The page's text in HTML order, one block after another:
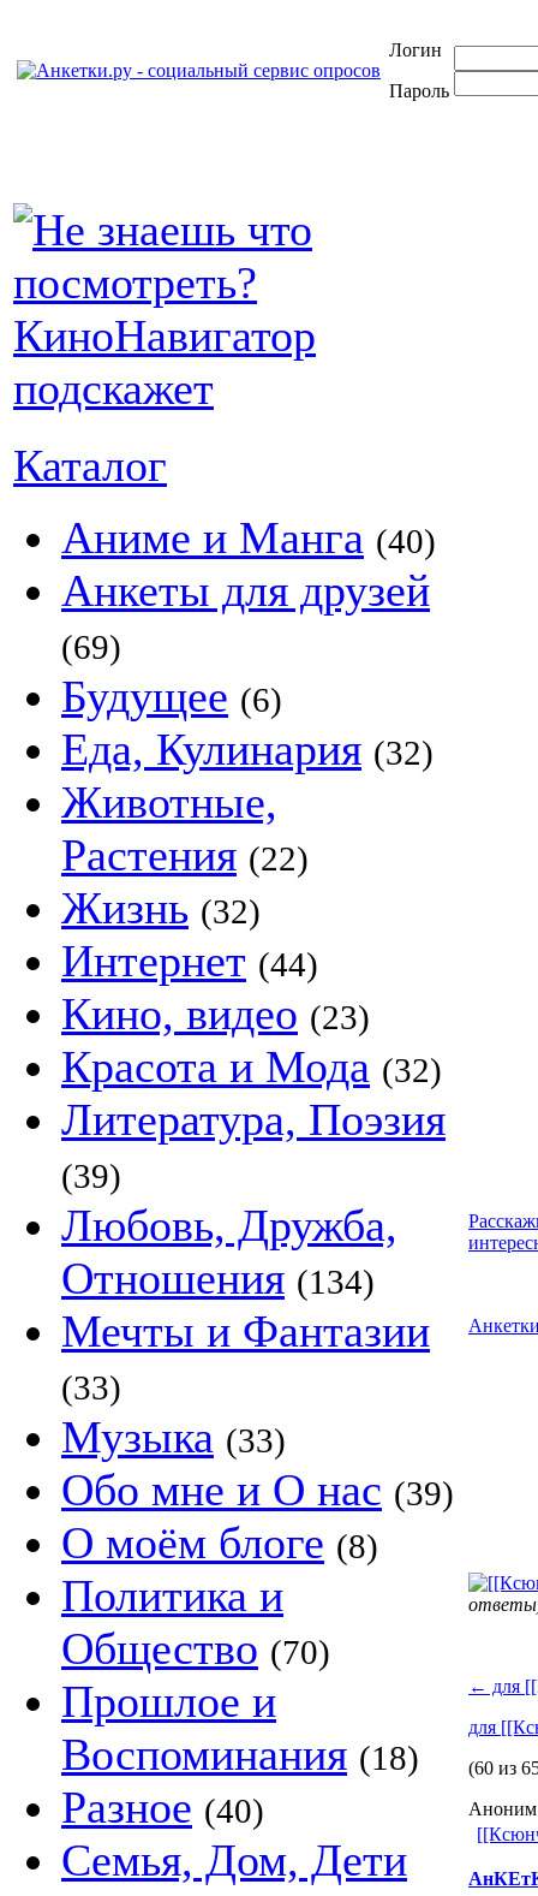
Логин
Пароль
Каталог
Аниме и Манга (40)
Анкеты для друзей
(69)
Будущее (6)
Еда, Кулинария (32)
Животные,
Растения (22)
Жизнь (32)
Интернет (44)
Кино, видео (23)
Красота и Мода (32)
Литература, Поэзия
(39)
Любовь, Дружба,
Отношения (134)
Мечты и Фантазии
(33)
Музыка (33)
Обо мне и О нас (39)
О моём блоге (8)
Политика и
Общество (70)
Прошлое и
Воспоминания (18)
Разное (40)
Семья, Дом, Дети
← для
для
(60 из
Аноним